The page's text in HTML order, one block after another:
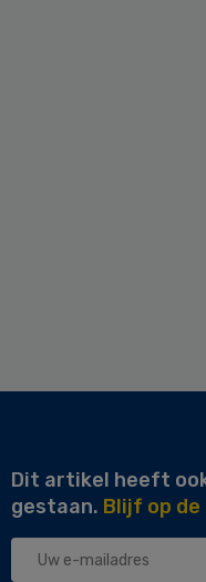
Dit artikel heeft
gestaan. Blijf op
Uw